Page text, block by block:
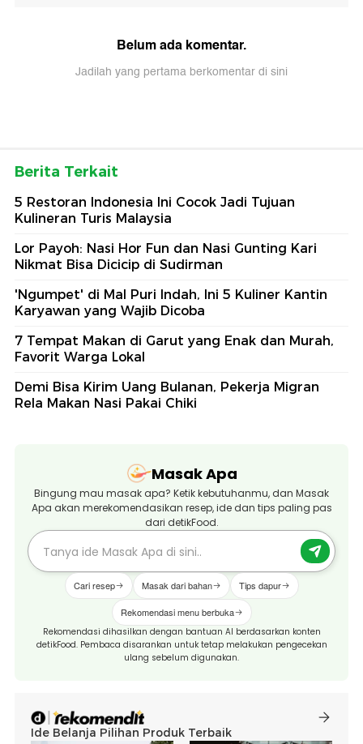
Belum ada komentar.
Jadilah yang pertama berkomentar di sini
Berita Terkait
5 Restoran Indonesia Ini Cocok Jadi Tujuan
Kulineran Turis Malaysia
Lor Payoh: Nasi Hor Fun dan Nasi Gunting Kari
Nikmat Bisa Dicicip di Sudirman
'Ngumpet' di Mal Puri Indah, Ini 5 Kuliner Kantin
Karyawan yang Wajib Dicoba
7 Tempat Makan di Garut yang Enak dan Murah,
Favorit Warga Lokal
Demi Bisa Kirim Uang Bulanan, Pekerja Migran
Rela Makan Nasi Pakai Chiki
Masak Apa
Bingung mau masak apa? Ketik kebutuhanmu, dan Masak
Apa akan merekomendasikan resep, ide dan tips paling pas
dari detikFood.
Cari resep Masak dari bahan Tips dapur
Rekomendasi menu berbuka
Rekomendasi dihasilkan dengan bantuan AI berdasarkan konten
detikFood. Pembaca disarankan untuk tetap melakukan pengecekan
ulang sebelum digunakan.